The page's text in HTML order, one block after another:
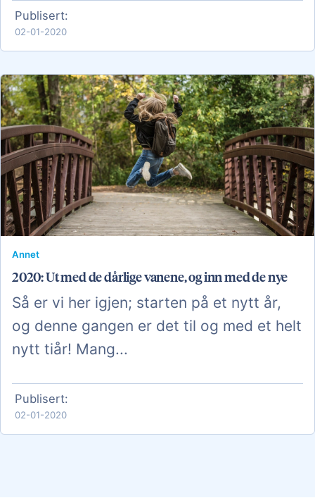
Publisert:
02-01-2020
Annet
2020: Ut med de dårlige vanene, og inn med de nye
Så er vi her igjen; starten på et nytt år,
og denne gangen er det til og med et helt
nytt tiår! Mang...
Publisert:
02-01-2020